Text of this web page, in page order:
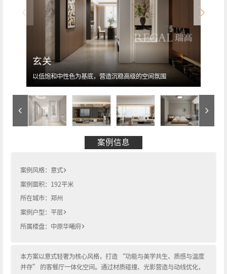
玄关
以低饱和中性色为基底，营造沉稳高级的空间氛围
案例信息
案例风格： 意式
案例面积： 192平米
所在城市：郑州
案例户型：平层
所属楼盘： 中原华曦府
本方案以意式轻奢为核心风格，打造 “功能与美学共生、质感与温度
并存” 的客餐厅一体化空间。通过材质碰撞、光影营造与动线优化，